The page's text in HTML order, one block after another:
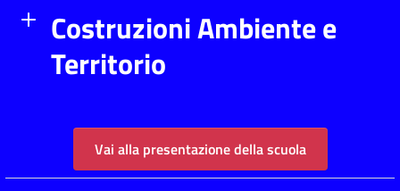
Costruzioni Ambiente e
Territorio
Vai alla presentazione della scuola